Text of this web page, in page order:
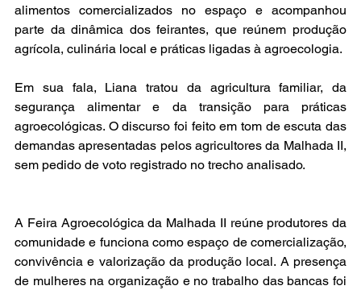
alimentos comercializados no espaço e acompanhou
parte da dinâmica dos feirantes, que reúnem produção
agrícola, culinária local e práticas ligadas à agroecologia.
Em sua fala, Liana tratou da agricultura familiar, da
segurança alimentar e da transição para práticas
agroecológicas. O discurso foi feito em tom de escuta das
demandas apresentadas pelos agricultores da Malhada II,
sem pedido de voto registrado no trecho analisado.
A Feira Agroecológica da Malhada II reúne produtores da
comunidade e funciona como espaço de comercialização,
convivência e valorização da produção local. A presença
de mulheres na organização e no trabalho das bancas foi